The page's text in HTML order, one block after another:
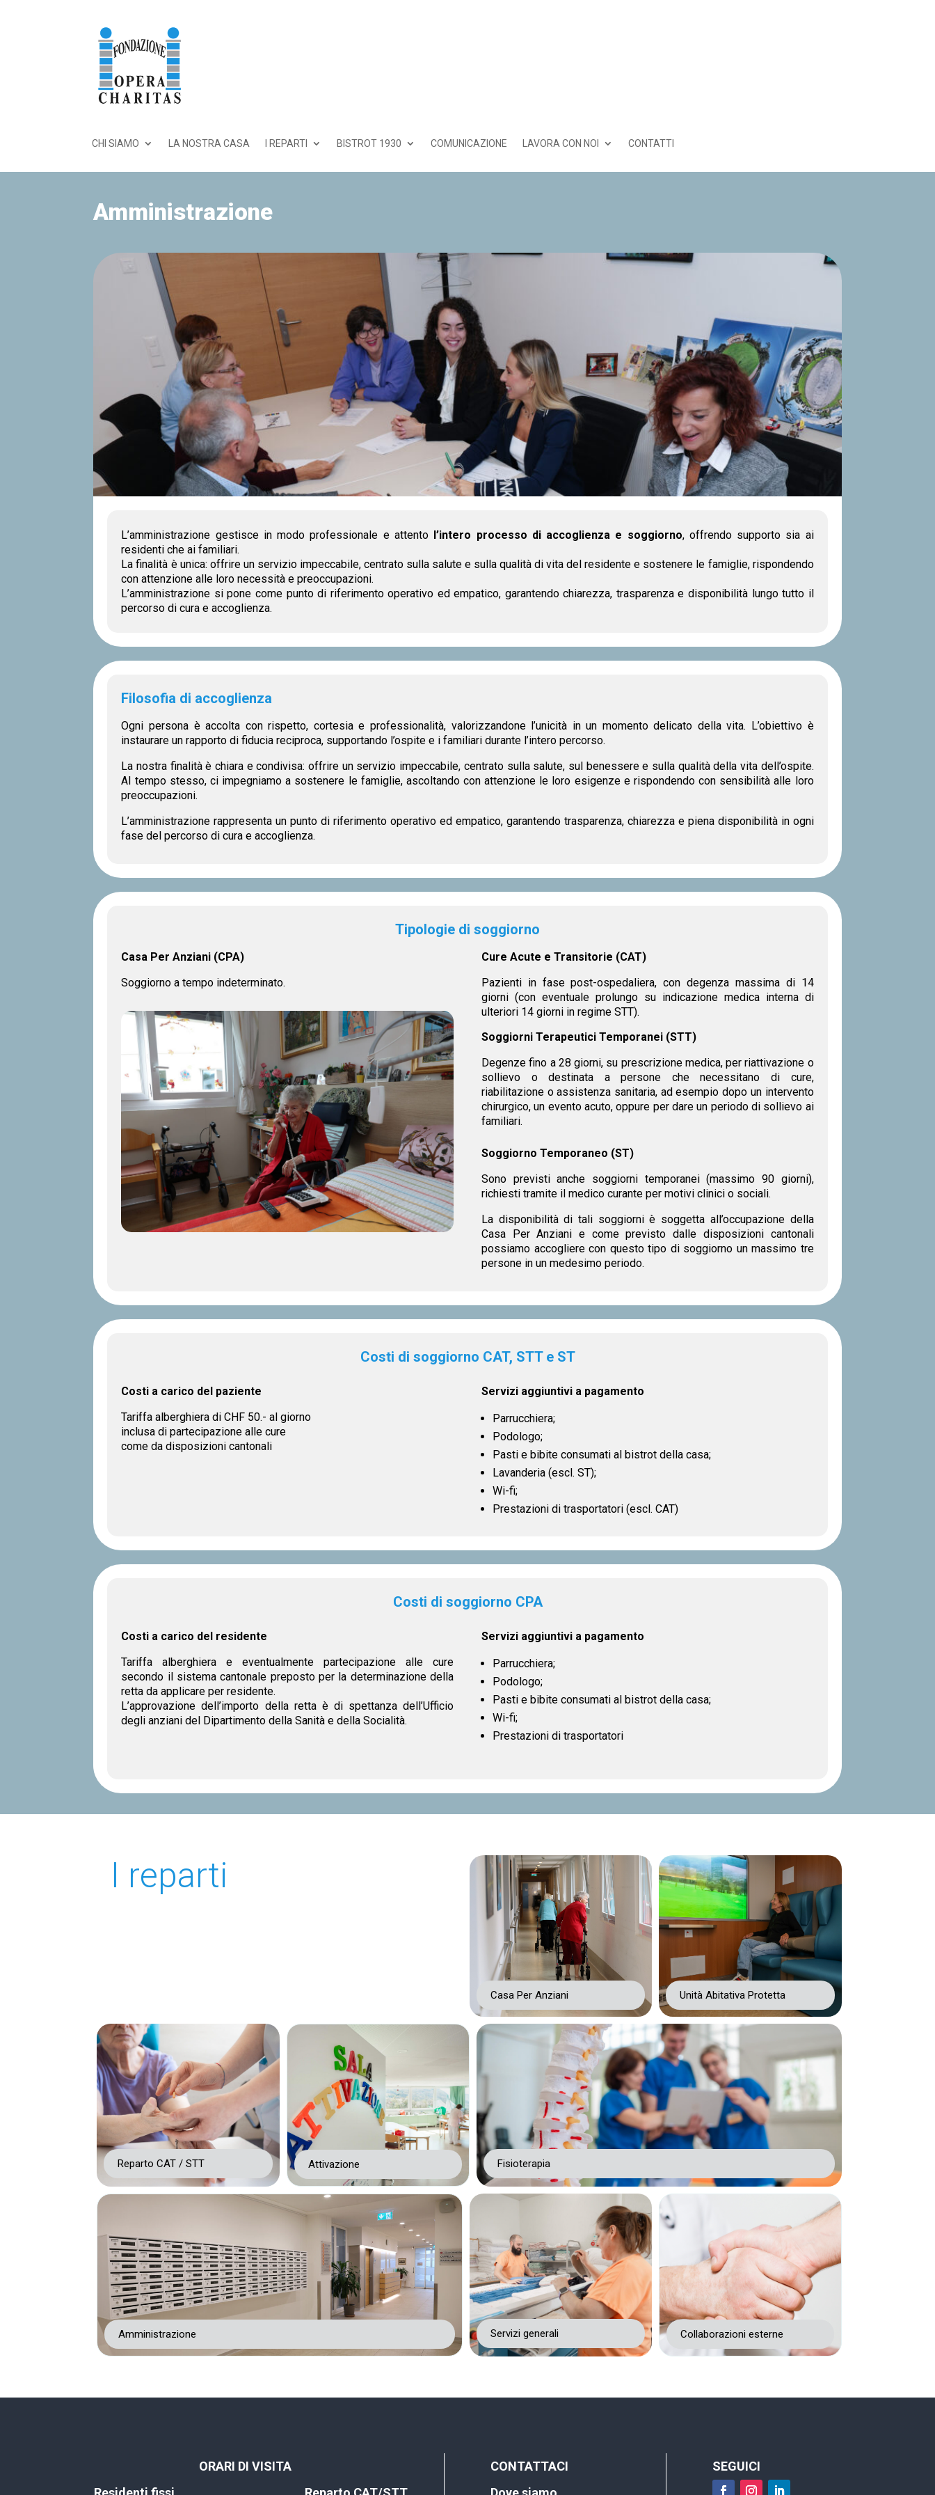
CHI SIAMO LA NOSTRA CASA I REPARTI BISTROT 1930 COMUNICAZIONE LAVORA CON NOI CONTATTI
Amministrazione
L’amministrazione gestisce in modo professionale e attento l’intero processo di accoglienza e soggiorno, offrendo supporto sia ai
residenti che ai familiari.
La finalità è unica: offrire un servizio impeccabile, centrato sulla salute e sulla qualità di vita del residente e sostenere le famiglie, rispondendo
con attenzione alle loro necessità e preoccupazioni.
L’amministrazione si pone come punto di riferimento operativo ed empatico, garantendo chiarezza, trasparenza e disponibilità lungo tutto il
percorso di cura e accoglienza.
Filosofia di accoglienza
Ogni persona è accolta con rispetto, cortesia e professionalità, valorizzandone l’unicità in un momento delicato della vita. L’obiettivo è
instaurare un rapporto di fiducia reciproca, supportando l’ospite e i familiari durante l’intero percorso.
La nostra finalità è chiara e condivisa: offrire un servizio impeccabile, centrato sulla salute, sul benessere e sulla qualità della vita dell’ospite.
Al tempo stesso, ci impegniamo a sostenere le famiglie, ascoltando con attenzione le loro esigenze e rispondendo con sensibilità alle loro
preoccupazioni.
L’amministrazione rappresenta un punto di riferimento operativo ed empatico, garantendo trasparenza, chiarezza e piena disponibilità in ogni
fase del percorso di cura e accoglienza.
Tipologie di soggiorno
Casa Per Anziani (CPA)
Soggiorno a tempo indeterminato.
Cure Acute e Transitorie (CAT)
Pazienti in fase post-ospedaliera, con degenza massima di 14
giorni (con eventuale prolungo su indicazione medica interna di
ulteriori 14 giorni in regime STT).
Soggiorni Terapeutici Temporanei (STT)
Degenze fino a 28 giorni, su prescrizione medica, per riattivazione o
sollievo o destinata a persone che necessitano di cure,
riabilitazione o assistenza sanitaria, ad esempio dopo un intervento
chirurgico, un evento acuto, oppure per dare un periodo di sollievo ai
familiari.
Soggiorno Temporaneo (ST)
Sono previsti anche soggiorni temporanei (massimo 90 giorni),
richiesti tramite il medico curante per motivi clinici o sociali.
La disponibilità di tali soggiorni è soggetta all’occupazione della
Casa Per Anziani e come previsto dalle disposizioni cantonali
possiamo accogliere con questo tipo di soggiorno un massimo tre
persone in un medesimo periodo.
Costi di soggiorno CAT, STT e ST
Costi a carico del paziente
Tariffa alberghiera di CHF 50.- al giorno
inclusa di partecipazione alle cure
come da disposizioni cantonali
Servizi aggiuntivi a pagamento
Parrucchiera;
Podologo;
Pasti e bibite consumati al bistrot della casa;
Lavanderia (escl. ST);
Wi-fi;
Prestazioni di trasportatori (escl. CAT)
Costi di soggiorno CPA
Costi a carico del residente
Tariffa alberghiera e eventualmente partecipazione alle cure
secondo il sistema cantonale preposto per la determinazione della
retta da applicare per residente.
L’approvazione dell’importo della retta è di spettanza dell’Ufficio
degli anziani del Dipartimento della Sanità e della Socialità.
Servizi aggiuntivi a pagamento
Parrucchiera;
Podologo;
Pasti e bibite consumati al bistrot della casa;
Wi-fi;
Prestazioni di trasportatori
I reparti
Casa Per Anziani Unità Abitativa Protetta
Reparto CAT / STT Attivazione Fisioterapia
Amministrazione Servizi generali Collaborazioni esterne
ORARI DI VISITA CONTATTACI
SEGUICI